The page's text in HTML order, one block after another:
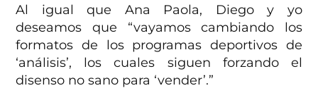
Al igual que Ana Paola, Diego y yo
deseamos que “vayamos cambiando los
formatos de los programas deportivos de
‘análisis’, los cuales siguen forzando el
disenso no sano para ‘vender’.”